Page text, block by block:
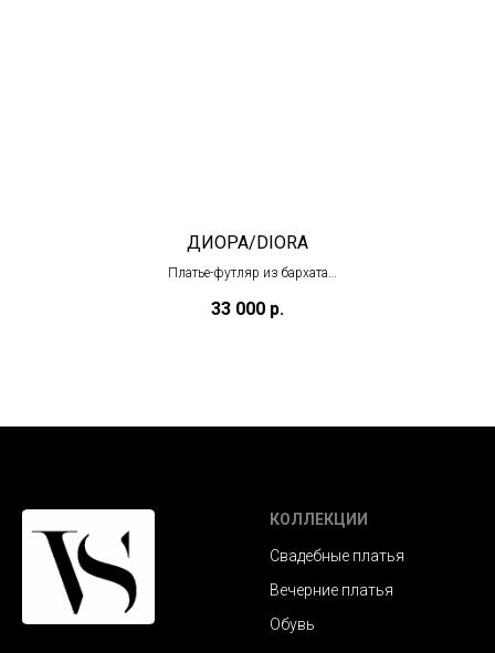
ДИОРА/DIORA
Платье-футляр из бархата
33 000 р.
КОЛЛЕКЦИИ
Свадебные платья
Вечерние платья
Обувь